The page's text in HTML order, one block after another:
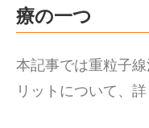
療の一つ
本記事では重粒子
リットについて、